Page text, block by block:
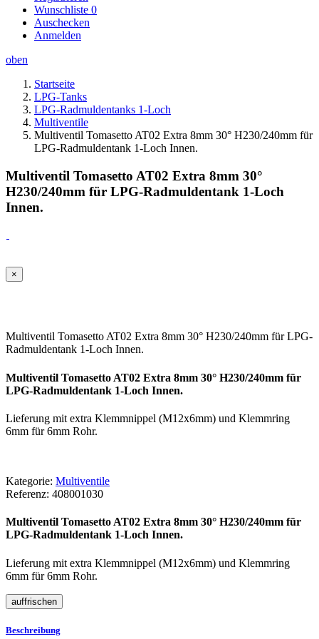
Wunschliste 0
Auschecken
Anmelden
oben
Startseite
LPG-Tanks
LPG-Radmuldentanks 1-Loch
Multiventile
Multiventil Tomasetto AT02 Extra 8mm 30° H230/240mm für
LPG-Radmuldentank 1-Loch Innen.
Multiventil Tomasetto AT02 Extra 8mm 30°
H230/240mm für LPG-Radmuldentank 1-Loch
Innen.
×
Multiventil Tomasetto AT02 Extra 8mm 30° H230/240mm für LPG-
Radmuldentank 1-Loch Innen.
Multiventil Tomasetto AT02 Extra 8mm 30° H230/240mm für
LPG-Radmuldentank 1-Loch Innen.
Lieferung mit extra Klemmnippel (M12x6mm) und Klemmring
6mm für 6mm Rohr.
Kategorie: Multiventile
Referenz: 408001030
Multiventil Tomasetto AT02 Extra 8mm 30° H230/240mm für
LPG-Radmuldentank 1-Loch Innen.
Lieferung mit extra Klemmnippel (M12x6mm) und Klemmring
6mm für 6mm Rohr.
Beschreibung